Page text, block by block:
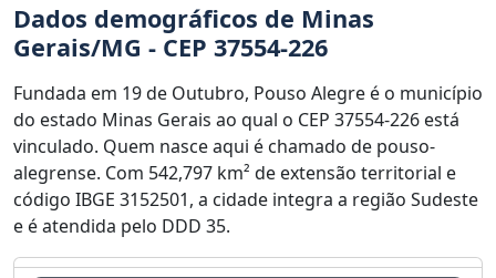
Dados demográficos de Minas
Gerais/MG - CEP 37554-226
Fundada em 19 de Outubro, Pouso Alegre é o município
do estado Minas Gerais ao qual o CEP 37554-226 está
vinculado. Quem nasce aqui é chamado de pouso-
alegrense. Com 542,797 km² de extensão territorial e
código IBGE 3152501, a cidade integra a região Sudeste
e é atendida pelo DDD 35.